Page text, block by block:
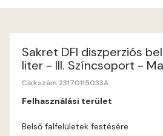
Sakret DFI diszperziós
liter - III. Színcsoport -
Cikkszám 23170115033A
Felhasználási terület
Belső falfelületek festésére